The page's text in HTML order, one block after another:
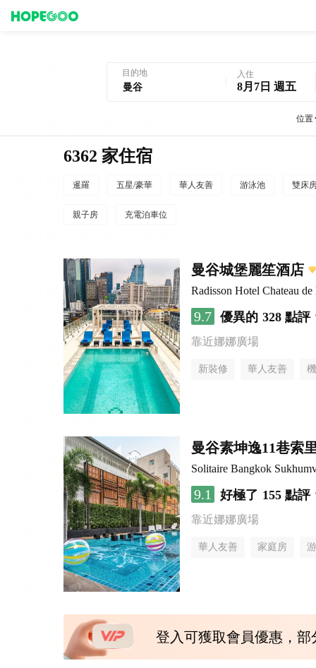
目的地 入住
8月7日 週五
位置
6362 家住宿
暹羅 五星/豪華 華人友善 游泳池 雙床
親子房 充電泊車位
曼谷城堡麗笙酒店
Radisson Hotel Chateau
9.7 優異的 328 點評
靠近娜娜廣場
新裝修 華人友善
曼谷素坤逸11巷索
Solitaire Bangkok
9.1 好極了 155 點評
靠近娜娜廣場
華人友善 家庭房
登入可獲取會員優惠，